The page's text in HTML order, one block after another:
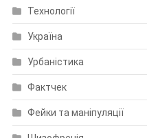
Технології
Україна
Урбаністика
Фактчек
Фейки та маніпуляції